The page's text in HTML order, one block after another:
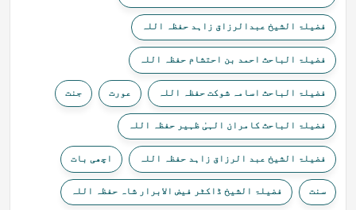
فضیلۃ الشیخ عبدالرزاق زاہد حفظہ اللہ
فضیلۃ الباحث احمد بن احتشام حفظہ اللہ
فضیلۃ الباحث اسامہ شوکت حفظہ اللہ عورت جنت
فضیلۃ الباحث کامران الہیٰ ظہیر حفظہ اللہ
فضیلۃ الشیخ عبد الرزاق زاہد حفظہ اللہ اچھی بات
سنت فضیلۃ الشیخ ڈاکٹر فیض الابرار شاہ حفظہ اللہ